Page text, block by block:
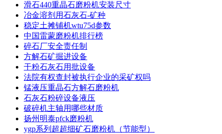
滑石440重晶石磨粉机安装尺寸
冶金溶剂用石灰石-矿种
稳定土摊铺机wtu75d参数
中国雷蒙磨粉机排行榜
碎石厂安全责任制
方解石矿掘进设备
干粉石灰石用批设备
法院有权查封被执行企业的采矿权吗
锰液压重晶石方解石磨粉机
石灰石粉碎设备液压
破碎机主轴用哪些材质
扬州明泰pfck磨粉机
ygp系列超超细矿石磨粉机（节能型）